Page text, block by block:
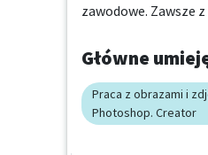
zawodowe. Zawsze
Główne
Praca z obrazami i
Photoshop. Creator